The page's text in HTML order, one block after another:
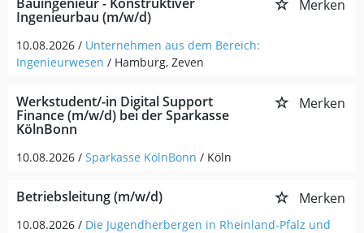
Ingenieurbau (m/w/d)
Merken
10.08.2026 / Unternehmen aus dem Bereich:
Ingenieurwesen / Hamburg, Zeven
Werkstudent/-in Digital Support
Finance (m/w/d) bei der Sparkasse
KölnBonn
Merken
10.08.2026 / Sparkasse KölnBonn / Köln
Betriebsleitung (m/w/d) Merken
10.08.2026 / Die Jugendherbergen in Rheinland-Pfalz und